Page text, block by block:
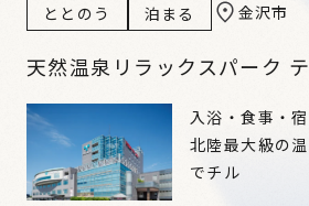
ととのう 泊まる 金沢市
天然温泉リラックスパーク
入浴・食事・
北陸最大級の
でチル